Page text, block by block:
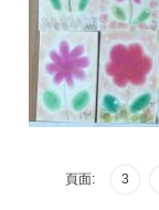
頁面: 3